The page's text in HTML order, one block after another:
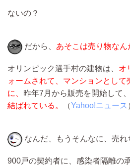
ないの？
だから、 あそこは売り物なん
オリンピック選手村の建物は、 オ
ォームされて、マンションとし
に、 昨年7月から販売を開始して、
結ばれている。
（Yahoo!ニュース
なんだ、もうそんなに、売れ
900戸の契約者に、感染者隔離の